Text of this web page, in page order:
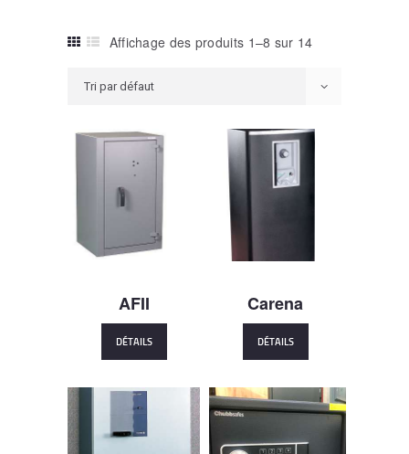
Affichage des produits 1–8 sur 14
AFII
DÉTAILS
Carena
DÉTAILS